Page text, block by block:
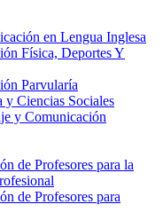
en Lengua Inglesa
Física, Deportes Y
Parvularía
y Ciencias Sociales
y Comunicación
de Profesores para la
de Profesores para